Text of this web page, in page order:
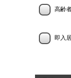
高齢
即入